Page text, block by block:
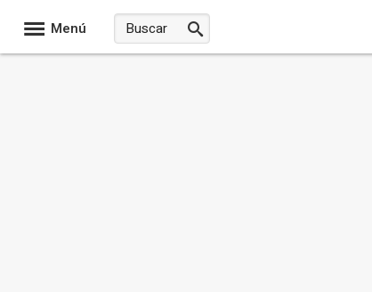
Menú